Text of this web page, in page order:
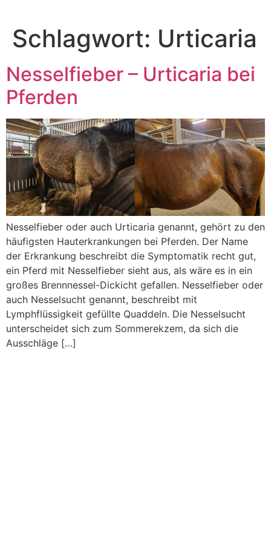
springen
Schlagwort: Urticaria
Nesselfieber – Urticaria bei
Pferden
Nesselfieber oder auch Urticaria genannt, gehört zu den
häufigsten Hauterkrankungen bei Pferden. Der Name
der Erkrankung beschreibt die Symptomatik recht gut,
ein Pferd mit Nesselfieber sieht aus, als wäre es in ein
großes Brennnessel-Dickicht gefallen. Nesselfieber oder
auch Nesselsucht genannt, beschreibt mit
Lymphflüssigkeit gefüllte Quaddeln. Die Nesselsucht
unterscheidet sich zum Sommerekzem, da sich die
Ausschläge […]